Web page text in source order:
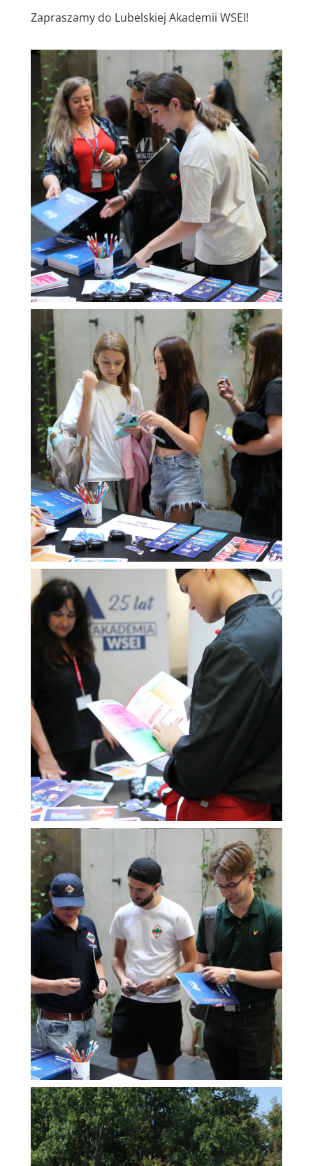
Zapraszamy do Lubelskiej Akademii WSEI!